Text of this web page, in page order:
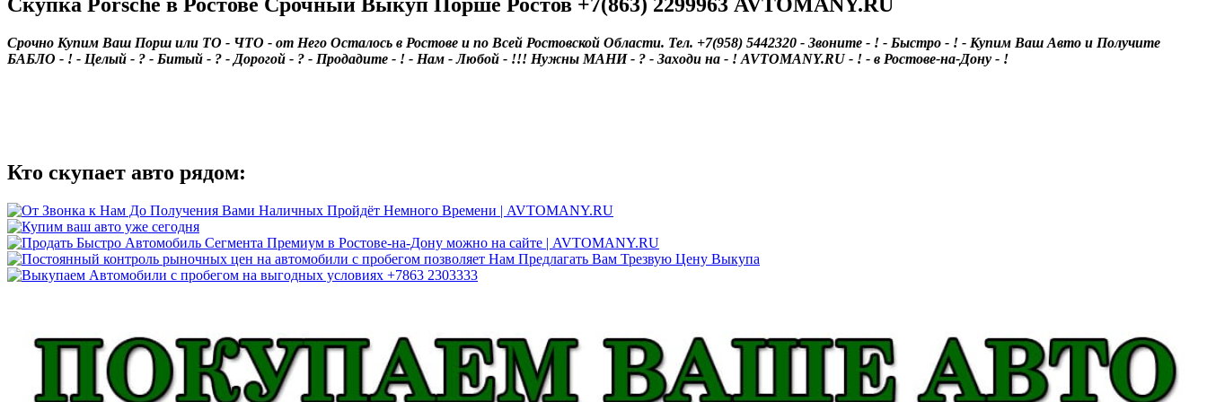
Срочно Купим Ваш Порш или ТО - ЧТО - от Него Осталось в Ростове и по Всей Ростовской Области. Тел. +7(958) 5442320 - Звоните - ! - Быстро - ! - Купим Ваш Авто и Получите
БАБЛО - ! - Целый - ? - Битый - ? - Дорогой - ? - Продадите - ! - Нам - Любой - !!! Нужны МАНИ - ? - Заходи на - ! AVTOMANY.RU - ! - в Ростове-на-Дону - !
Кто скупает авто рядом: